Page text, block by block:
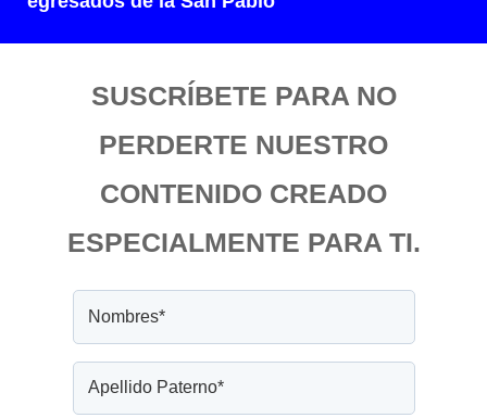
SUSCRÍBETE PARA NO
PERDERTE NUESTRO
CONTENIDO CREADO
ESPECIALMENTE PARA TI.